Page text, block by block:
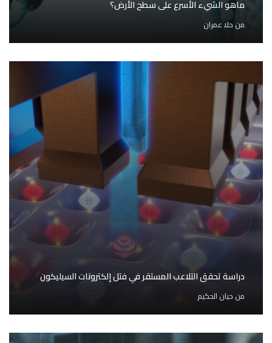
ماهو الشيء الأسرع على سطح الأرض؟
من حلا عمران
دراسة تحقق التلاعب المستقر في فتل إلكترونات السيليكون
من حيان الحكيم